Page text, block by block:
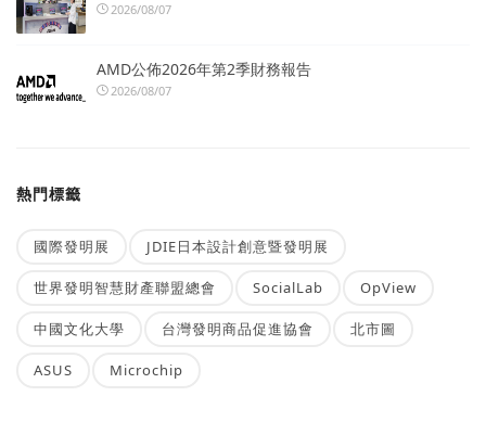
2026/08/07
AMD公佈2026年第2季財務報告
2026/08/07
熱門標籤
國際發明展 JDIE日本設計創意暨發明展
世界發明智慧財產聯盟總會 SocialLab OpView
中國文化大學 台灣發明商品促進協會 北市圖
ASUS Microchip